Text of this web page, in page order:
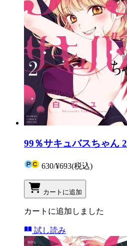
99％サキュバスちゃん 2
630/¥693(税込)
カートに追加
カートに追加しました
試し読み